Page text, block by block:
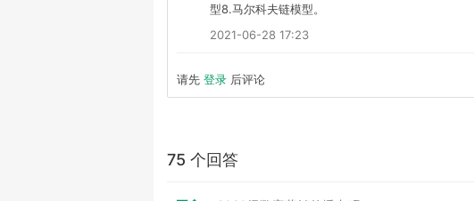
型8.马尔科夫链模型。
2021-06-28 17:23
请先 登录 后评论
75 个回答